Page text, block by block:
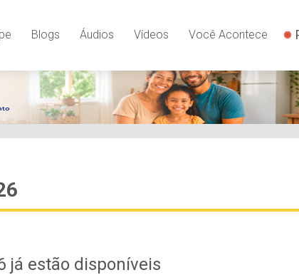
Blogs Áudios Vídeos Você Acontece
já estão disponíveis